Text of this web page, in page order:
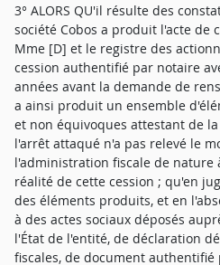
3° ALORS QU'il résulte des
société Cobos a produit l'acte de
Mme [D] et le registre des
cession authentifié par notaire
années avant la demande de
a ainsi produit un ensemble
et non équivoques attestant de
l'arrêt attaqué n'a pas relevé le
l'administration fiscale de nature
réalité de cette cession ; qu'en
des éléments produits, et en
à des actes sociaux déposés
l'État de l'entité, de déclaration
fiscales, de document